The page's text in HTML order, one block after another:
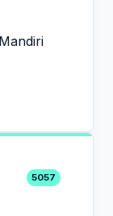
5057